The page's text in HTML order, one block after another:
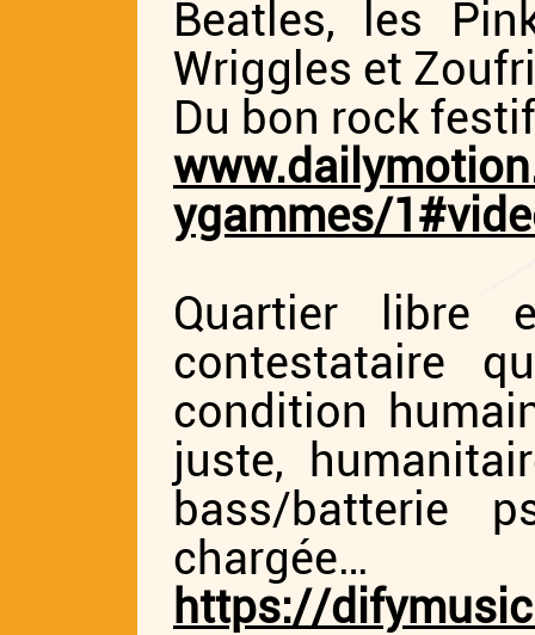
Beatles, les
Wriggles et
Du bon rock
ygammes/
Quartier libre
contestataire
condition
juste,
bass/batterie
chargée…
https://